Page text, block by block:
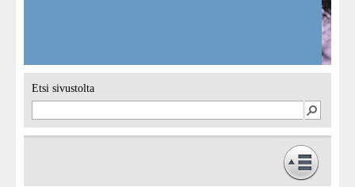
Etsi sivustolta